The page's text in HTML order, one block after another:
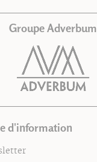
Groupe Adverbum
d'information